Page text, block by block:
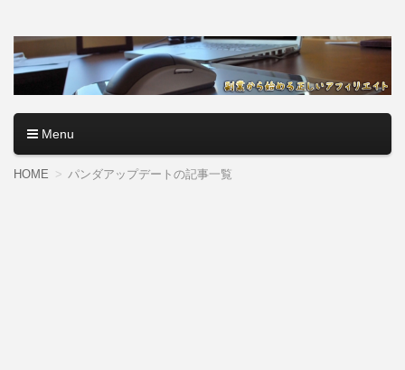
アフィリエイトロード【副
業から始める正しいアフィ
リエイト】
やり方を無料公開中。基礎講座からノウハウまでを当サイト
で記事として紹介しているので、パソコン初心者でも分かり
やすく解説しているので大丈夫＾＾
Menu
コンテンツへ移動
HOME パンダアップデートの記事一覧